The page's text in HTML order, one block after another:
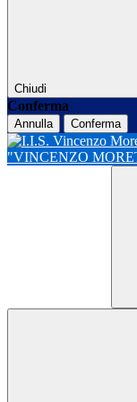
Chiudi
Conferma
Annulla Conferma
"VINCENZO